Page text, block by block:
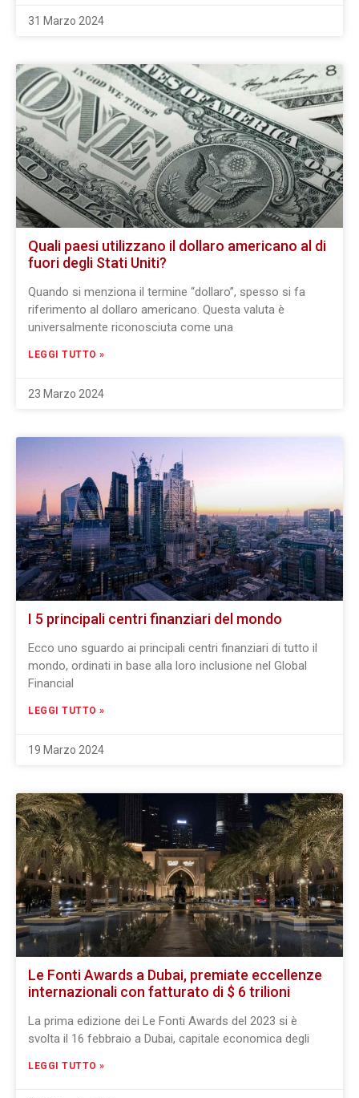
31 Marzo 2024
Quali paesi utilizzano il dollaro americano al di
fuori degli Stati Uniti?
Quando si menziona il termine “dollaro”, spesso si fa
riferimento al dollaro americano. Questa valuta è
universalmente riconosciuta come una
LEGGI TUTTO »
23 Marzo 2024
I 5 principali centri finanziari del mondo
Ecco uno sguardo ai principali centri finanziari di tutto il
mondo, ordinati in base alla loro inclusione nel Global
Financial
LEGGI TUTTO »
19 Marzo 2024
Le Fonti Awards a Dubai, premiate eccellenze
internazionali con fatturato di $ 6 trilioni
La prima edizione dei Le Fonti Awards del 2023 si è
svolta il 16 febbraio a Dubai, capitale economica degli
LEGGI TUTTO »